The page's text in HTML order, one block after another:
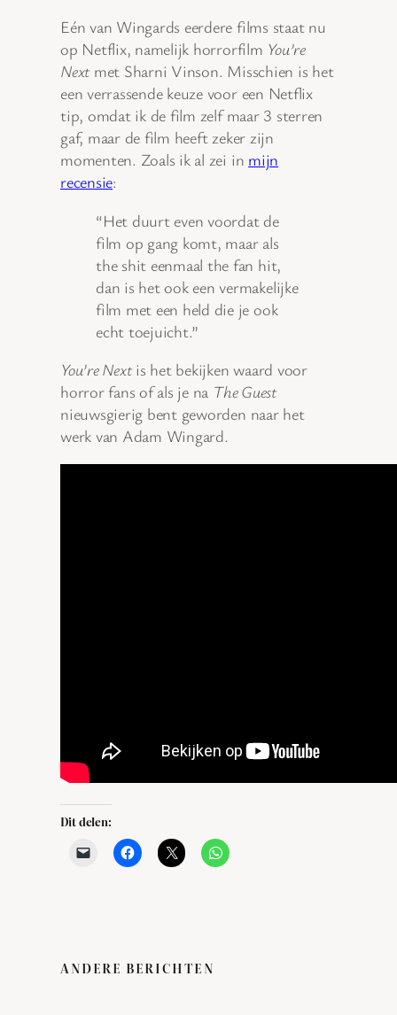
Eén van Wingards eerdere films staat nu
op Netflix, namelijk horrorfilm You’re
Nextmet Sharni Vinson. Misschien is het
een verrassende keuze voor een Netflix
tip, omdat ik de film zelf maar 3 sterren
gaf, maar de film heeft zeker zijn
momenten. Zoals ik al zei in mijn
recensie:
“Het duurt even voordat de
film op gang komt, maar als
the shit eenmaal the fan hit,
dan is het ook een vermakelijke
film met een held die je ook
echt toejuicht.”
You’re Nextis het bekijken waard voor
horror fans of als je na The Guest
nieuwsgierig bent geworden naar het
werk van Adam Wingard.
Dit delen:
ANDERE BERICHTEN